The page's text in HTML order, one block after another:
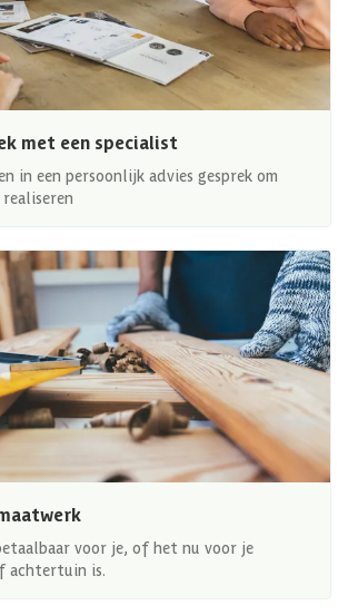
met een specialist
in een persoonlijk advies gesprek om
voor je, of het nu voor je
achtertuin is.